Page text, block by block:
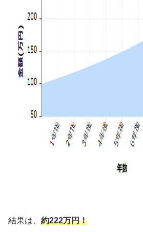
結果は、 約222万円！